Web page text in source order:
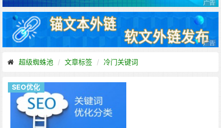
超级蜘蛛池 文章标签 冷门关键词
SEO优化